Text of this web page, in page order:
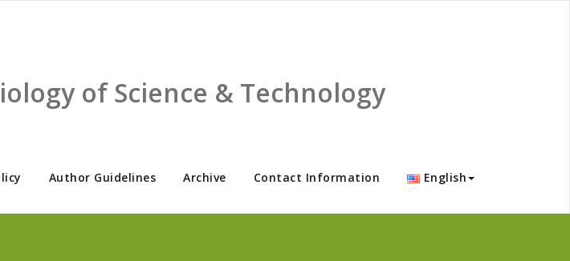
of Science & Technology
Author Guidelines Archive Contact Information English